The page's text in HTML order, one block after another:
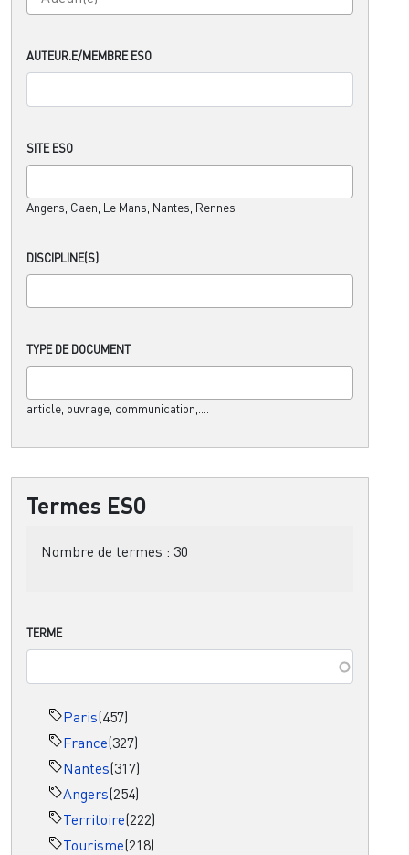
AUTEUR.E/MEMBRE ESO
SITE ESO
Angers, Caen, Le Mans, Nantes, Rennes
DISCIPLINE(S)
TYPE DE DOCUMENT
article, ouvrage, communication,....
Termes ESO
Nombre de termes : 30
TERME
Paris(457)
France(327)
Nantes(317)
Angers(254)
Territoire(222)
Tourisme(218)